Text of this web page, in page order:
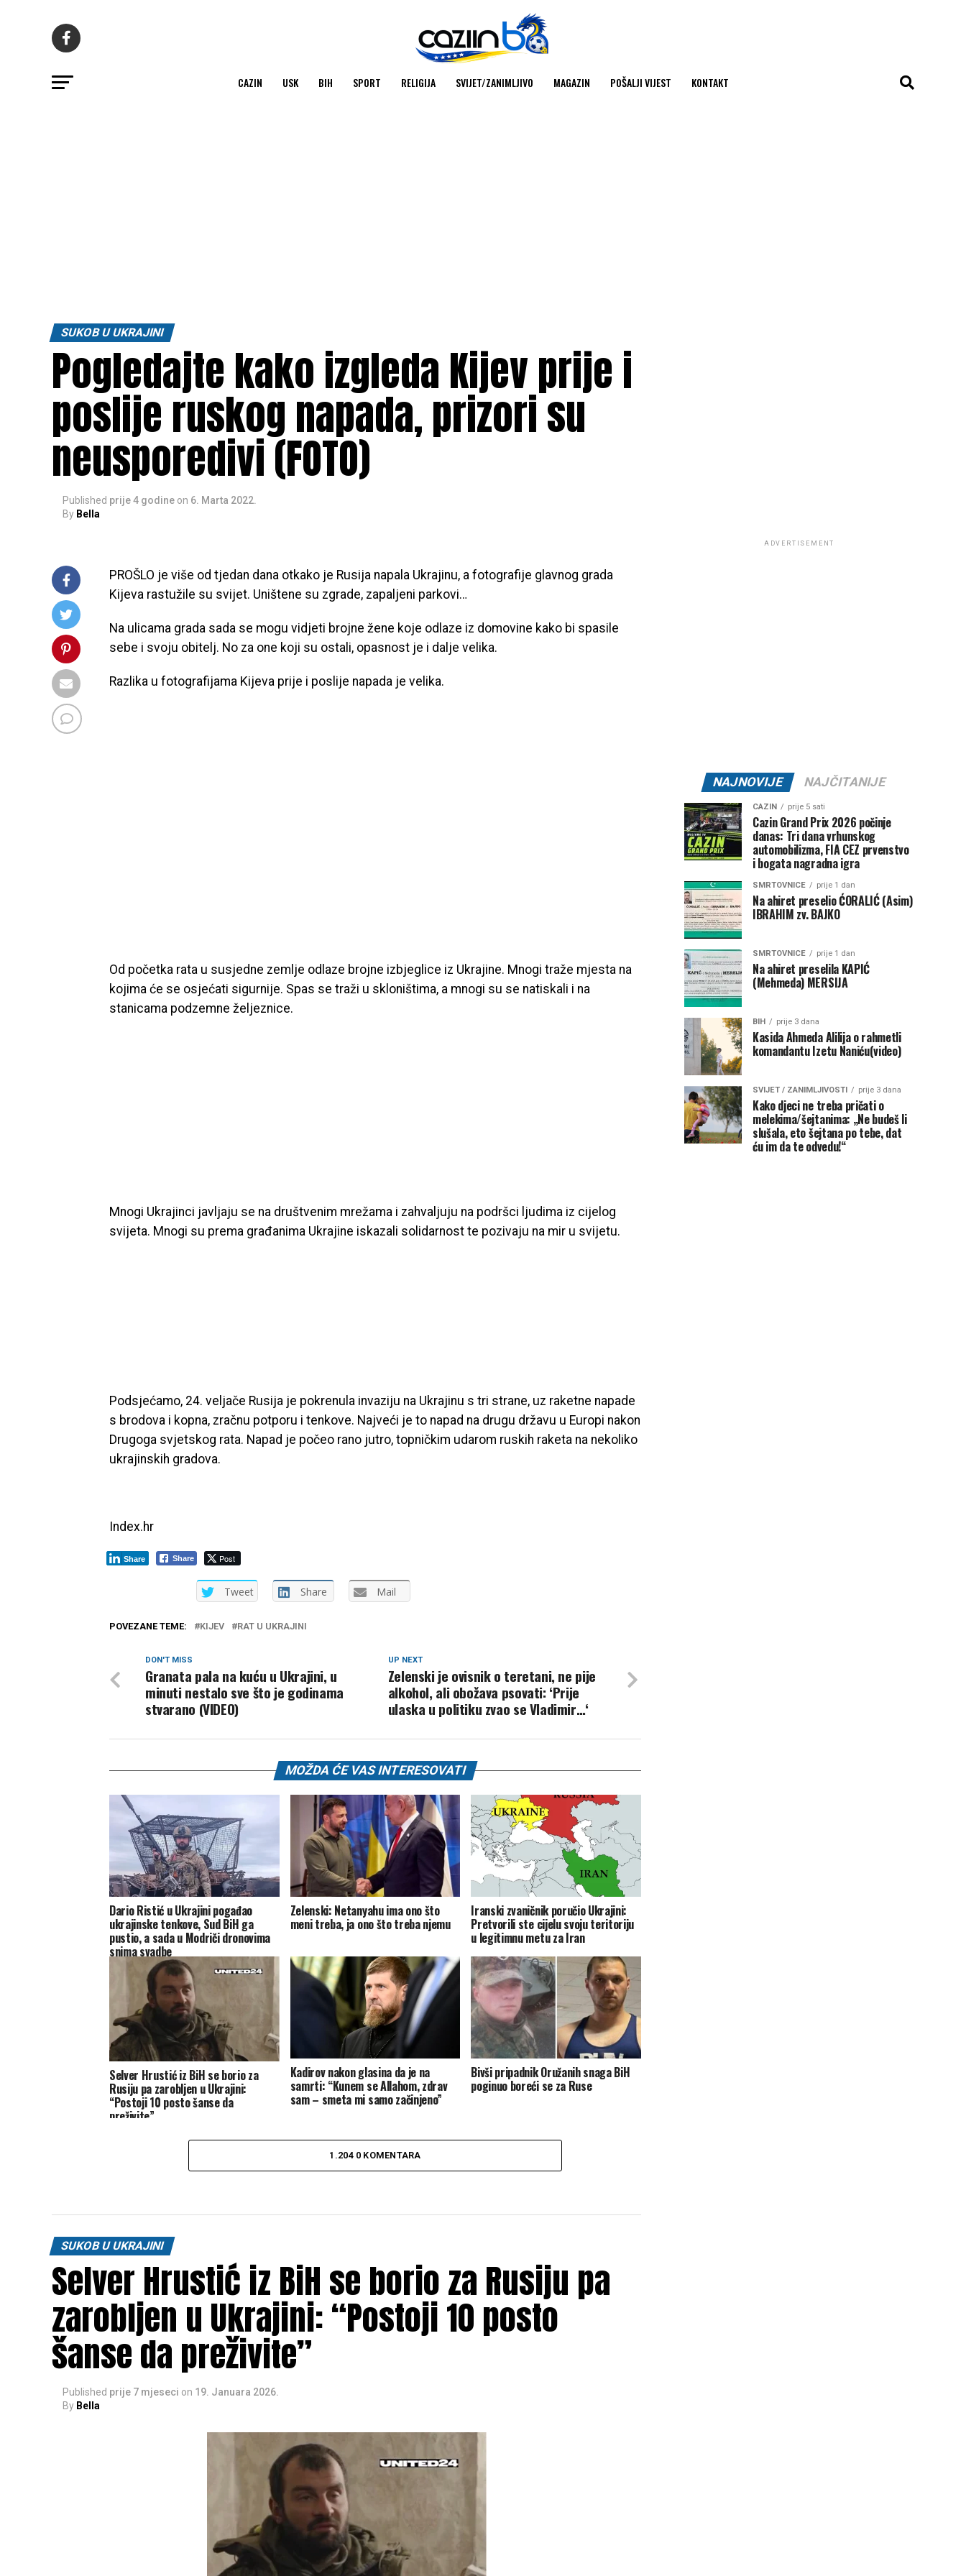
CAZIN USK BIH SPORT RELIGIJA SVIJET/ZANIMLJIVO MAGAZIN POŠALJI VIJEST KONTAKT
SUKOB U UKRAJINI
Pogledajte kako izgleda Kijev prije i
poslije ruskog napada, prizori su
neusporedivi (FOTO)
Published prije 4 godine on 6. Marta 2022.
By Bella
PROŠLO je više od tjedan dana otkako je Rusija napala Ukrajinu, a fotografije glavnog grada
Kijeva rastužile su svijet. Uništene su zgrade, zapaljeni parkovi…
Na ulicama grada sada se mogu vidjeti brojne žene koje odlaze iz domovine kako bi spasile
sebe i svoju obitelj. No za one koji su ostali, opasnost je i dalje velika.
Razlika u fotografijama Kijeva prije i poslije napada je velika.
Od početka rata u susjedne zemlje odlaze brojne izbjeglice iz Ukrajine. Mnogi traže mjesta na
kojima će se osjećati sigurnije. Spas se traži u skloništima, a mnogi su se natiskali i na
stanicama podzemne željeznice.
Mnogi Ukrajinci javljaju se na društvenim mrežama i zahvaljuju na podršci ljudima iz cijelog
svijeta. Mnogi su prema građanima Ukrajine iskazali solidarnost te pozivaju na mir u svijetu.
Podsjećamo, 24. veljače Rusija je pokrenula invaziju na Ukrajinu s tri strane, uz raketne napade
s brodova i kopna, zračnu potporu i tenkove. Najveći je to napad na drugu državu u Europi nakon
Drugoga svjetskog rata. Napad je počeo rano jutro, topničkim udarom ruskih raketa na nekoliko
ukrajinskih gradova.
Index.hr
Share Post
Share
Tweet Share Mail
POVEZANE TEME: KIJEV RAT U UKRAJINI
UP NEXT
Zelenski je ovisnik o teretani, ne pije
alkohol, ali obožava psovati: ‘Prije
ulaska u politiku zvao se Vladimir…‘
DON'T MISS
Granata pala na kuću u Ukrajini, u
minuti nestalo sve što je godinama
stvarano (VIDEO)
MOŽDA ĆE VAS INTERESOVATI
Dario Ristić u Ukrajini pogađao
ukrajinske tenkove, Sud BiH ga
pustio, a sada u Modriči dronovima
snima svadbe
Zelenski: Netanyahu ima ono što
meni treba, ja ono što treba njemu
Iranski zvaničnik poručio Ukrajini:
Pretvorili ste cijelu svoju teritoriju
u legitimnu metu za Iran
Selver Hrustić iz BiH se borio za
Rusiju pa zarobljen u Ukrajini:
“Postoji 10 posto šanse da
preživite”
Kadirov nakon glasina da je na
samrti: “Kunem se Allahom, zdrav
sam – smeta mi samo začinjeno”
Bivši pripadnik Oružanih snaga BiH
poginuo boreći se za Ruse
1.204 0 KOMENTARA
SUKOB U UKRAJINI
Selver Hrustić iz BiH se borio za Rusiju pa
zarobljen u Ukrajini: “Postoji 10 posto
šanse da preživite”
Published prije 7 mjeseci on 19. Januara 2026.
By Bella
ADVERTISEMENT
NAJNOVIJE NAJČITANIJE
CAZIN prije 5 sati
Cazin Grand Prix 2026 počinje
danas: Tri dana vrhunskog
automobilizma, FIA CEZ prvenstvo
i bogata nagradna igra
SMRTOVNICE prije 1 dan
Na ahiret preselio ĆORALIĆ (Asim)
IBRAHIM zv. BAJKO
SMRTOVNICE prije 1 dan
Na ahiret preselila KAPIĆ
(Mehmeda) MERSIJA
BIH prije 3 dana
Kasida Ahmeda Alilija o rahmetli
komandantu Izetu Naniću(video)
SVIJET / ZANIMLJIVOSTI prije 3 dana
Kako djeci ne treba pričati o
melekima/šejtanima: „Ne budeš li
slušala, eto šejtana po tebe, dat
ću im da te odvedu!“